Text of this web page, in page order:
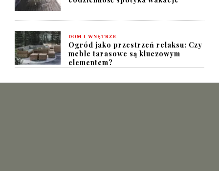
DOM I WNĘTRZE
Ogród jako przestrzeń relaksu: Czy
meble tarasowe są kluczowym
elementem?